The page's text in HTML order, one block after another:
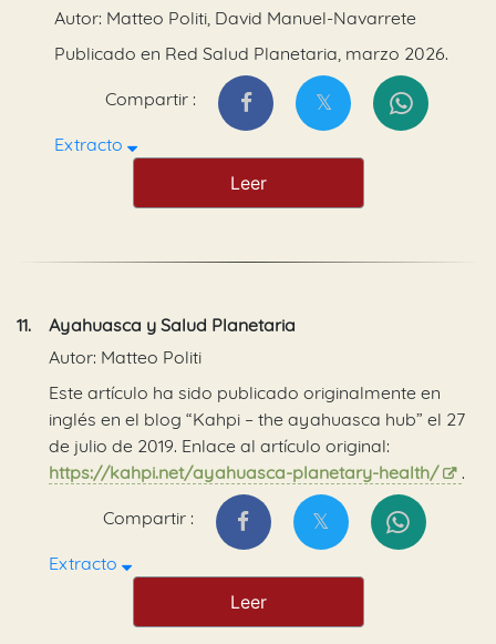
Autor: Matteo Politi, David Manuel-Navarrete
Publicado en Red Salud Planetaria, marzo 2026.
Compartir :
Extracto
Leer
11.
Ayahuasca y Salud Planetaria
Autor: Matteo Politi
Este artículo ha sido publicado originalmente en
inglés en el blog “Kahpi – the ayahuasca hub” el 27
de julio de 2019. Enlace al artículo original:
https://kahpi.net/ayahuasca-planetary-health/
.
Compartir :
Extracto
Leer